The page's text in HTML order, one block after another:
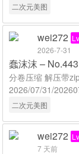
二次元美图
wei272
2026-7-31
蠢沫沫 –
分卷压缩 解压带
2026/07/31/
二次元美图
wei272
7 天前